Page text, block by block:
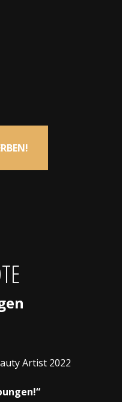
Artist 2022